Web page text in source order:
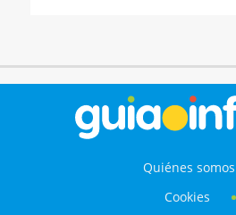
Quiénes somos
Cookies